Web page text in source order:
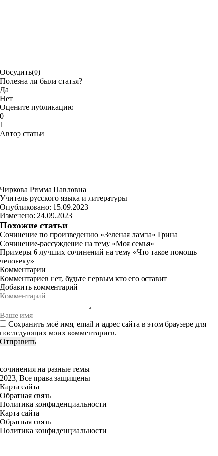
Обсудить(0)
Полезна ли была статья?
Да
Нет
Оцените публикацию
0
1
Автор статьи
Чиркова Римма Павловна
Учитель русского языка и литературы
Опубликовано: 15.09.2023
Изменено: 24.09.2023
Похожие статьи
Сочинение по произведению «Зеленая лампа» Грина
Сочинение-рассуждение на тему «Моя семья»
Примеры 6 лучших сочинений на тему «Что такое помощь
человеку»
Комментарии
Комментариев нет, будьте первым кто его оставит
Добавить комментарий
Сохранить моё имя, email и адрес сайта в этом браузере для
последующих моих комментариев.
сочинения на разные темы
2023, Все права защищены.
Карта сайта
Обратная связь
Политика конфиденциальности
Карта сайта
Обратная связь
Политика конфиденциальности